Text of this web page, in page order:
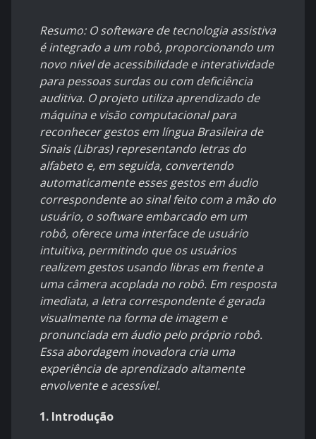
Resumo: O softeware de tecnologia assistiva
é integrado a um robô, proporcionando um
novo nível de acessibilidade e interatividade
para pessoas surdas ou com deficiência
auditiva. O projeto utiliza aprendizado de
máquina e visão computacional para
reconhecer gestos em língua Brasileira de
Sinais (Libras) representando letras do
alfabeto e, em seguida, convertendo
automaticamente esses gestos em áudio
correspondente ao sinal feito com a mão do
usuário, o software embarcado em um
robô, oferece uma interface de usuário
intuitiva, permitindo que os usuários
realizem gestos usando libras em frente a
uma câmera acoplada no robô. Em resposta
imediata, a letra correspondente é gerada
visualmente na forma de imagem e
pronunciada em áudio pelo próprio robô.
Essa abordagem inovadora cria uma
experiência de aprendizado altamente
envolvente e acessível.
1. Introdução